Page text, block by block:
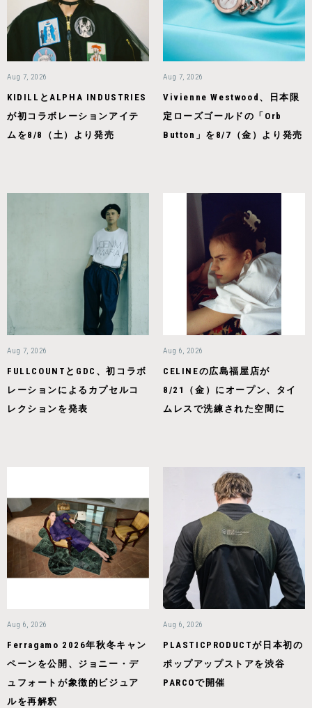
Aug 7, 2026
KIDILLとALPHA INDUSTRIES
が初コラボレーションアイテ
ムを8/8（土）より発売
Aug 7, 2026
Vivienne Westwood、日本限
定ローズゴールドの「Orb
Button」を8/7（金）より発売
Aug 7, 2026
FULLCOUNTとGDC、初コラボ
レーションによるカプセルコ
レクションを発表
Aug 6, 2026
CELINEの広島福屋店が
8/21（金）にオープン、タイ
ムレスで洗練された空間に
Aug 6, 2026
Ferragamo 2026年秋冬キャン
ペーンを公開、ジョニー・デ
ュフォートが象徴的ビジュア
ルを再解釈
Aug 6, 2026
PLASTICPRODUCTが日本初の
ポップアップストアを渋谷
PARCOで開催